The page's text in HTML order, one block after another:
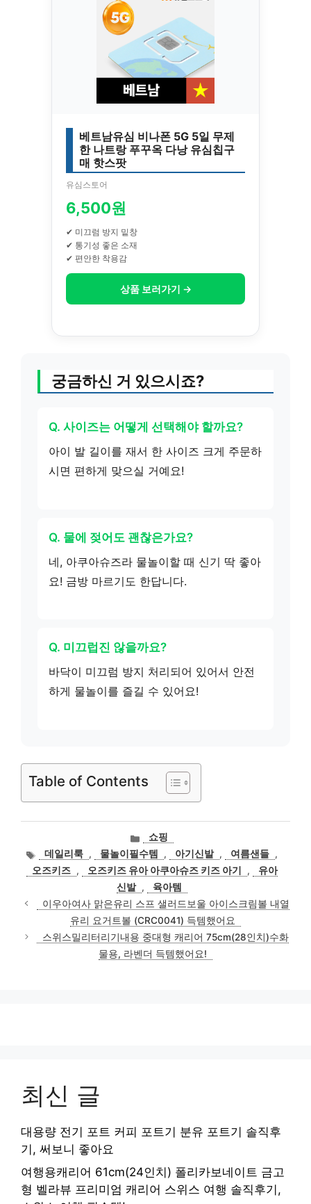
베트남유심 비나폰 5G 5일 무제
한 나트랑 푸꾸옥 다낭 유심칩구
매 핫스팟
유심스토어
6,500원
✔ 미끄럼 방지 밑창
✔ 통기성 좋은 소재
✔ 편안한 착용감
상품 보러가기 →
궁금하신 거 있으시죠?
Q. 사이즈는 어떻게 선택해야 할까요?
아이 발 길이를 재서 한 사이즈 크게 주문하
시면 편하게 맞으실 거예요!
Q. 물에 젖어도 괜찮은가요?
네, 아쿠아슈즈라 물놀이할 때 신기 딱 좋아
요! 금방 마르기도 한답니다.
Q. 미끄럽진 않을까요?
바닥이 미끄럼 방지 처리되어 있어서 안전
하게 물놀이를 즐길 수 있어요!
Table of Contents
카
테
고
리
쇼핑
태
그
데일리룩 , 물놀이필수템 , 아기신발 , 여름샌들 ,
오즈키즈 , 오즈키즈 유아 아쿠아슈즈 키즈 아기 ,
유아
신발 ,
육아템
이우아여사 맑은유리 스프 샐러드보울 아이스크림볼 내열
유리 요거트볼 (CRC0041) 득템했어요
스위스밀리터리기내용 중대형 캐리어 75cm(28인치)수화
물용, 라벤더 득템했어요!
최신 글
대용량 전기 포트 커피 포트기 분유 포트기 솔직후
기, 써보니 좋아요
여행용캐리어 61cm(24인치) 폴리카보네이트 금고
형 벨라뷰 프리미엄 캐리어 스위스 여행 솔직후기,